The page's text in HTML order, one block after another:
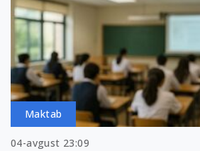
Maktab
04-avgust 23:09